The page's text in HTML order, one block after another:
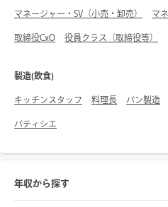
マネージャー・SV（小売・卸売） マ
取締役CxO 役員クラス（取締役等）
製造(飲食)
キッチンスタッフ 料理長 パン製造
パティシエ
年収から探す